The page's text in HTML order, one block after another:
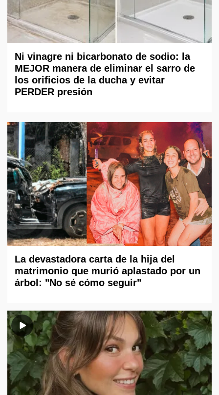
Ni vinagre ni bicarbonato de sodio: la
MEJOR manera de eliminar el sarro de
los orificios de la ducha y evitar
PERDER presión
La devastadora carta de la hija del
matrimonio que murió aplastado por un
árbol: "No sé cómo seguir"